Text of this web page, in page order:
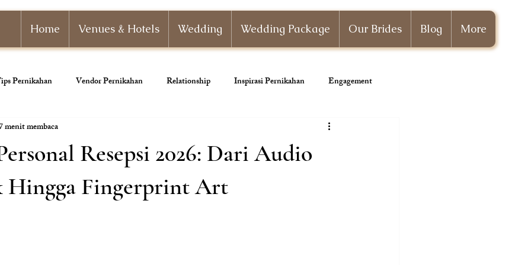
Home Venues & Hotels Wedding Wedding Package Our Brides Blog More
Pernikahan Vendor Pernikahan Relationship Inspirasi Pernikahan Engagement
Paket Pernikahan Wedding Planner
Dekorasi Pernikahan
Resepsi 2026: Dari Audio
Hingga Fingerprint Art
menit membaca